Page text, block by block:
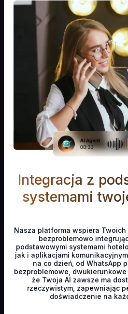
Integracja z
systemami
Nasza platforma wspiera Twoich
bezproblemowo
podstawowymi systemami
jak i aplikacjami
na co dzień, od WhatsApp
bezproblemowe, dwukierunkowe
że Twoja AI zawsze ma
rzeczywistym, zapewniając
doświadczenie na
WhatsApp
Calendly
Messenger